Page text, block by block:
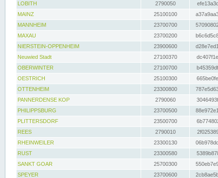
LOBITH
2790050
MAINZ
25100100
MANNHEIM
23700700
MAXAU
23700200
NIERSTEIN-OPPENHEIM
23900600
Neuwied Stadt
27100370
OBERWINTER
27100700
OESTRICH
25100300
OTTENHEIM
23300800
PANNERDENSE KOP
2790060
PHILIPPSBURG
23700500
PLITTERSDORF
23500700
REES
2790010
RHEINWEILER
23300130
RUST
23300580
SANKT GOAR
25700300
SPEYER
23700600